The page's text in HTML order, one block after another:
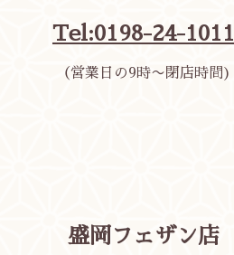
Tel:0198-24-1011
（営業日の9時〜閉店時間)
盛岡フェザン店